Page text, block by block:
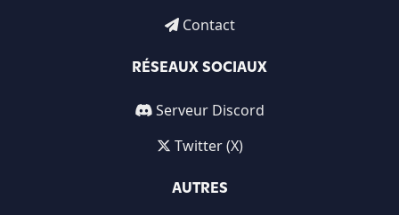
Contact
RÉSEAUX SOCIAUX
Serveur Discord
Twitter (X)
AUTRES